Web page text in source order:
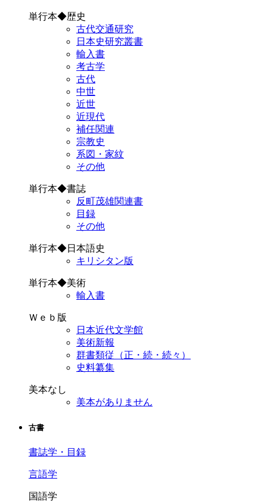
単行本◆歴史
古代交通研究
日本史研究叢書
輸入書
考古学
古代
中世
近世
近現代
補任関連
宗教史
系図・家紋
その他
単行本◆書誌
反町茂雄関連書
目録
その他
単行本◆日本語史
キリシタン版
単行本◆美術
輸入書
Ｗｅｂ版
日本近代文学館
美術新報
群書類従（正・続・続々）
史料纂集
美本なし
美本がありません
古書
書誌学・目録
言語学
国語学